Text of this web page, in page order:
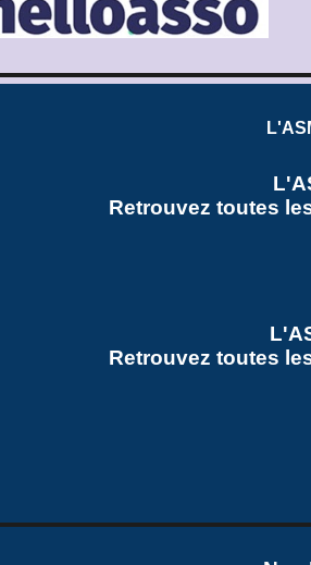
Retrouvez toutes
Retrouvez toutes